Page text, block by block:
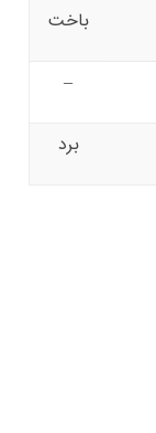
باخت
–
برد